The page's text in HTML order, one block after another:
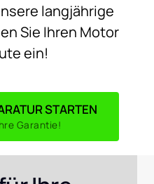
Sie Ihren
Motor
ein!
STARTEN
Garantie!